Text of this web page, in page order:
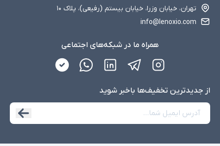
تهران، خیابان وزرا، خیابان بیستم (رفیعی)، پلاک ۱۰
info@lenoxio.com
همراه ما در شبکه‌های اجتماعی
از جدید‌ترین تخفیف‌ها با‌خبر شوید